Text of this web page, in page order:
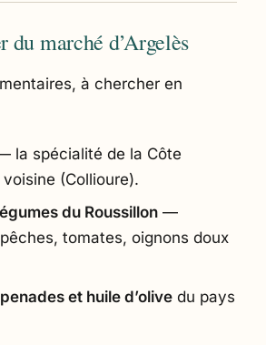
du marché d’Argelès
à chercher en
la spécialité de la Côte
(Collioure).
du Roussillon—
tomates, oignons doux
et huile d’olivedu pays